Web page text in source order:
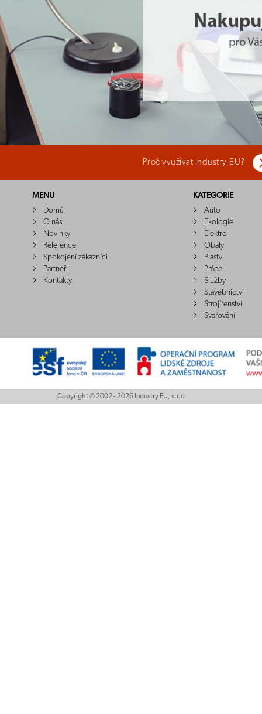
Proč využívat Industry-EU?
MENU
Domů
O nás
Novinky
Reference
Spokojení zákazníci
Partneři
Kontakty
KATEGORIE
Auto
Ekologie
Elektro
Obaly
Plasty
Práce
Služby
Stavebnictví
Strojírenství
Svařování
Copyright © 2002 - 2026 Industry EU, s.r.o.